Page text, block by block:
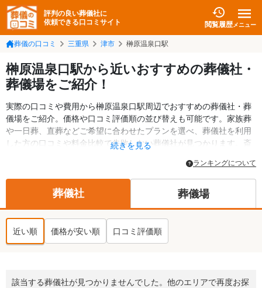
評判の良い葬儀社に
依頼できる口コミサイト
閲覧履歴メニュー
葬儀の口コミ 三重県 津市 榊原温泉口駅
榊原温泉口駅から近いおすすめの葬儀社・
葬儀場をご紹介！
実際の口コミや費用から榊原温泉口駅周辺でおすすめの葬儀社・葬
儀場をご紹介。価格や口コミ評価順の並び替えも可能です。家族葬
や一日葬、直葬などご希望に合わせたプランを選べ、葬儀社を利用
した方の口コミや料金比較で失敗しない葬儀社が見つかります。斎
情報も掲載しています。24時間の相談受付で深夜・早朝でも対応可
能です。
続きを見る
ランキングについて
葬儀社 葬儀場
近い順 価格が安い順 口コミ評価順
該当する葬儀社が見つかりませんでした。他のエリアで再度お探